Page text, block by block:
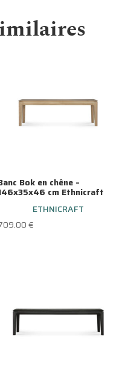
Bok en chêne –
cm Ethnicraft
ETHNICRAFT
€